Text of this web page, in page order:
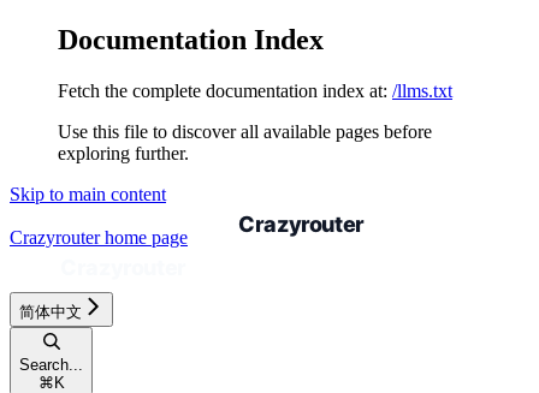
Documentation Index
Fetch the complete documentation index at: /llms.txt
Use this file to discover all available pages before
exploring further.
Skip to main content
Crazyrouterhome page
简体中文
Search...
⌘ K